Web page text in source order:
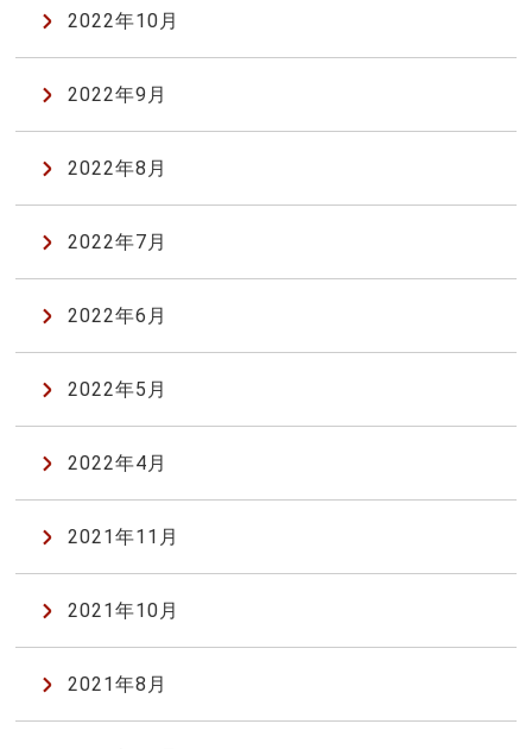
2022年10月
2022年9月
2022年8月
2022年7月
2022年6月
2022年5月
2022年4月
2021年11月
2021年10月
2021年8月